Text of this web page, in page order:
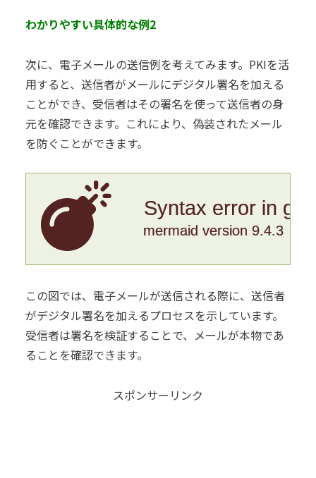
わかりやすい具体的な例2
次に、電子メールの送信例を考えてみます。PKIを活
用すると、送信者がメールにデジタル署名を加える
ことができ、受信者はその署名を使って送信者の身
元を確認できます。これにより、偽装されたメール
を防ぐことができます。
Syntax error in
mermaid version 9.4.3
この図では、電子メールが送信される際に、送信者
がデジタル署名を加えるプロセスを示しています。
受信者は署名を検証することで、メールが本物であ
ることを確認できます。
スポンサーリンク